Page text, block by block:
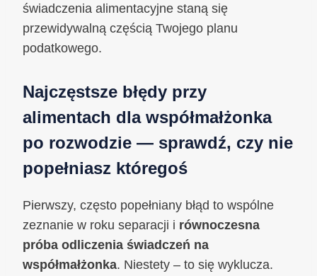
świadczenia alimentacyjne staną się
przewidywalną częścią Twojego planu
podatkowego.
Najczęstsze błędy przy
alimentach dla współmałżonka
po rozwodzie — sprawdź, czy nie
popełniasz któregoś
Pierwszy, często popełniany błąd to wspólne
zeznanie w roku separacji i równoczesna
próba odliczenia świadczeń na
współmałżonka. Niestety – to się wyklucza.